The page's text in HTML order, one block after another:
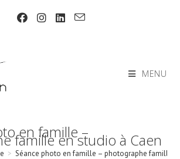
MENU
en famille –
famille en studio à Caen
> Séance photo en famille – photographe famille